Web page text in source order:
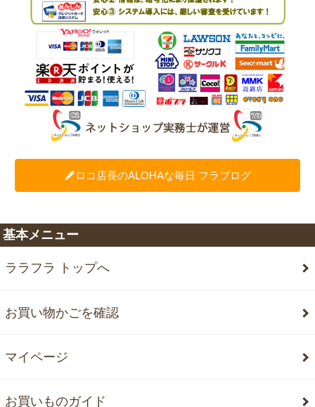
ロコ店長のALOHAな毎日 フラブログ
基本メニュー
ララフラ トップへ
お買い物かごを確認
マイページ
お買いものガイド